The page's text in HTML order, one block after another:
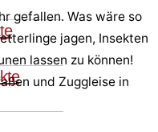
gefallen. Was wäre so
jagen, Insekten
lassen zu können!
und Zuggleise in